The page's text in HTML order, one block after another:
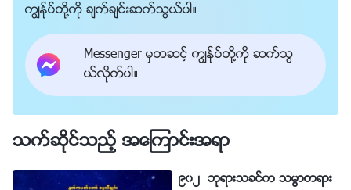
ကြၽန္ုပ္တို႔ကို ခ်က္ခ်င္းဆက္သြယ္ပါ။
Messenger မွတဆင့္ ကြၽန္ုပ္တို႔ကို ဆက္သြ
ယ္လိုက္ပါ။
သက္ဆိုင္သည့္ အေၾကာင္းအရာ
၉၀၂ ဘုရားသခင္က သမၼာတရား